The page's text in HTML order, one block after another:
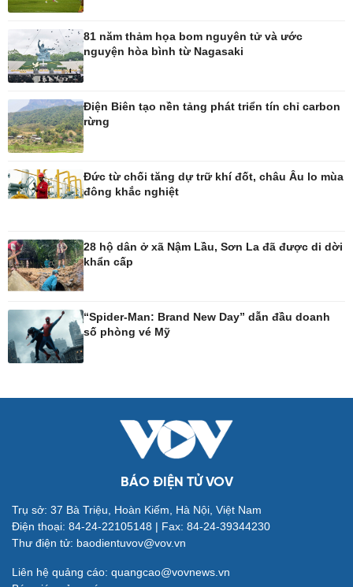
Hậu trường
Ô tô - Xe máy
Ô tô
Tư vấn
Doanh nhân
Công nghệ
Tin Công nghệ
Trải nghiệm
Chuyển đổi số
Cây thuốc
Ăn sạch sống khỏe
Đời sống
Nhà đẹp
Tình yêu - Gia đình
Văn hóa
Sân khấu - Điện ảnh
Di sản
81 năm thảm họa bom nguyên tử và ước
nguyện hòa bình từ Nagasaki
Điện Biên tạo nền tảng phát triển tín chỉ carbon
rừng
Đức từ chối tăng dự trữ khí đốt, châu Âu lo mùa
đông khắc nghiệt
28 hộ dân ở xã Nậm Lầu, Sơn La đã được di dời
khẩn cấp
“Spider-Man: Brand New Day” dẫn đầu doanh
số phòng vé Mỹ
BÁO ĐIỆN TỬ VOV
Trụ sở: 37 Bà Triệu, Hoàn Kiếm, Hà Nội, Việt Nam
Điện thoại: 84-24-22105148 | Fax: 84-24-39344230
Thư điện tử: baodientuvov@vov.vn
Liên hệ quảng cáo: quangcao@vovnews.vn